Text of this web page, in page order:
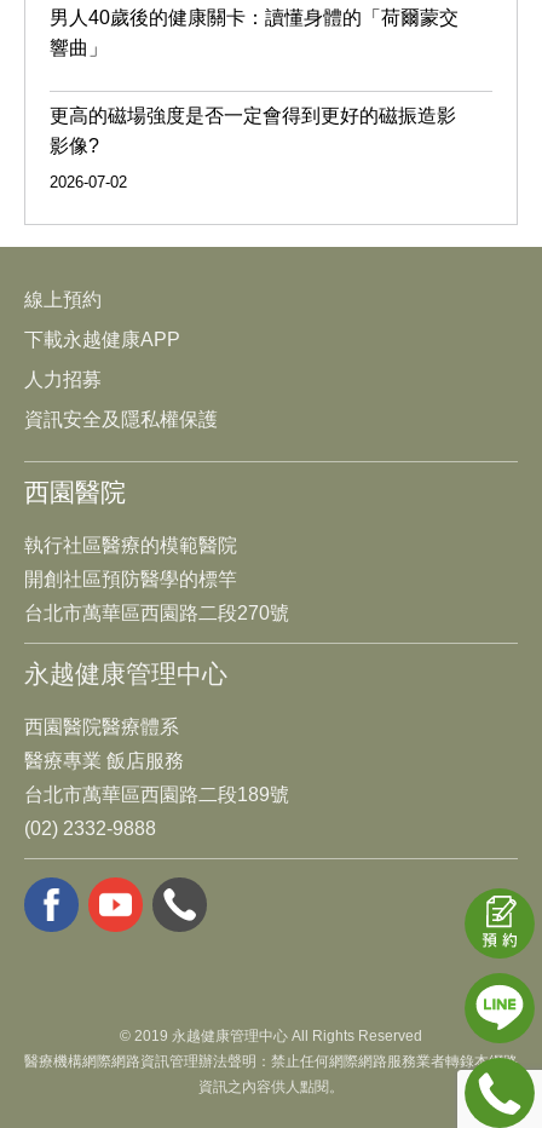
男人40歲後的健康關卡：讀懂身體的「荷爾蒙交
響曲」
更高的磁場強度是否一定會得到更好的磁振造影
影像?
2026-07-02
線上預約
下載永越健康APP
人力招募
資訊安全及隱私權保護
西園醫院
執行社區醫療的模範醫院
開創社區預防醫學的標竿
台北市萬華區西園路二段270號
永越健康管理中心
西園醫院醫療體系
醫療專業 飯店服務
台北市萬華區西園路二段189號
(02) 2332-9888
© 2019 永越健康管理中心 All Rights Reserved
醫療機構網際網路資訊管理辦法聲明：禁止任何網際網路服務業者轉錄本網路
資訊之內容供人點閱。